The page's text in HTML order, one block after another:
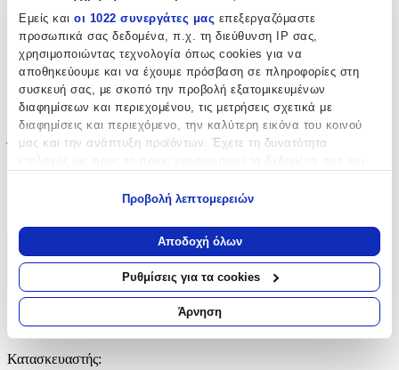
Εμείς και οι 1022 συνεργάτες μας επεξεργαζόμαστε
προσωπικά σας δεδομένα, π.χ. τη διεύθυνση IP σας,
χρησιμοποιώντας τεχνολογία όπως cookies για να
αποθηκεύουμε και να έχουμε πρόσβαση σε πληροφορίες στη
συσκευή σας, με σκοπό την προβολή εξατομικευμένων
διαφημίσεων και περιεχομένου, τις μετρήσεις σχετικά με
διαφημίσεις και περιεχόμενο, την καλύτερη εικόνα του κοινού
μας και την ανάπτυξη προϊόντων. Έχετε τη δυνατότητα
Να συλλέξουμε πληροφορίες σχετικά με τη γεωγραφική
σας τοποθεσία, οι οποίες μπορεί να είναι ακριβείς σε
απόσταση μερικών μέτρων
Να αναγνωρίσουμε τη συσκευή σας σαρώνοντας ενεργά
για συγκεκριμένα χαρακτηριστικά (δακτυλικό αποτύπωμα)
Μάθετε περισσότερα σχετικά με τον τρόπο επεξεργασίας των
στηνενότητα “Λεπτομέρειες”
Προβολή λεπτομερειών
Αποδοχή όλων
Ρυθμίσεις για τα cookies
Άρνηση
Φωσφοριζέ :
Όχι
3D:
Όχι
Ύψος
Χαρακτηριστικά
Χαρακτηριστικά
Κατασκευαστής: